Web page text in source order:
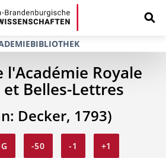
l'Académie Royale
et Belles-Lettres
Decker, 1793)
-50 -1 +1